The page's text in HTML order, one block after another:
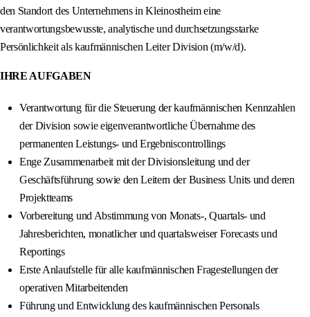
den Standort des Unternehmens in Kleinostheim eine
verantwortungsbewusste, analytische und durchsetzungsstarke
Persönlichkeit als kaufmännischen Leiter Division (m/w/d).
IHRE AUFGABEN
Verantwortung für die Steuerung der kaufmännischen Kennzahlen
der Division sowie eigenverantwortliche Übernahme des
permanenten Leistungs- und Ergebniscontrollings
Enge Zusammenarbeit mit der Divisionsleitung und der
Geschäftsführung sowie den Leitern der Business Units und deren
Projektteams
Vorbereitung und Abstimmung von Monats-, Quartals- und
Jahresberichten, monatlicher und quartalsweiser Forecasts und
Reportings
Erste Anlaufstelle für alle kaufmännischen Fragestellungen der
operativen Mitarbeitenden
Führung und Entwicklung des kaufmännischen Personals